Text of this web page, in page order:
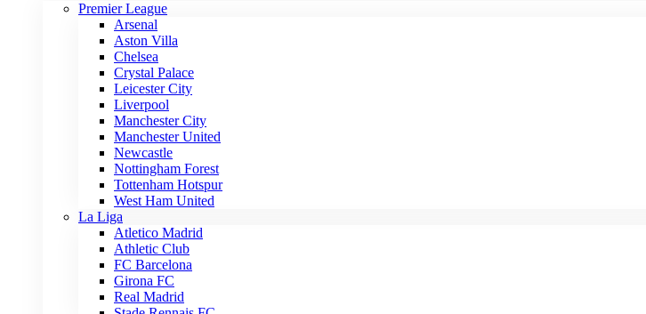
Premier League
Arsenal
Aston Villa
Chelsea
Crystal Palace
Leicester City
Liverpool
Manchester City
Manchester United
Newcastle
Nottingham Forest
Tottenham Hotspur
West Ham United
La Liga
Atletico Madrid
Athletic Club
FC Barcelona
Girona FC
Real Madrid